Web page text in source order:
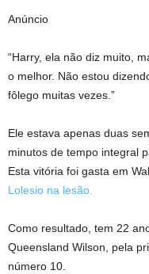
Anúncio
“Harry, ela não diz muito,
o melhor. Não estou
fôlego muitas vezes.”
Ele estava apenas duas
minutos de tempo integral
Esta vitória foi gasta em
Lolesio na lesão.
Como resultado, tem 22
Queensland Wilson, pela
número 10.